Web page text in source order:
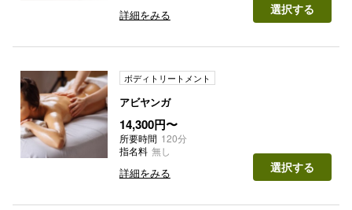
詳細をみる 選択する
ボディトリートメント
アビヤンガ
14,300円〜
所要時間 120分
指名料 無し
詳細をみる 選択する